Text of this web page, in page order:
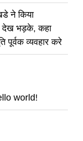
ने किया
देख भड़के, कहा
पूर्वक व्यवहार करे
world!